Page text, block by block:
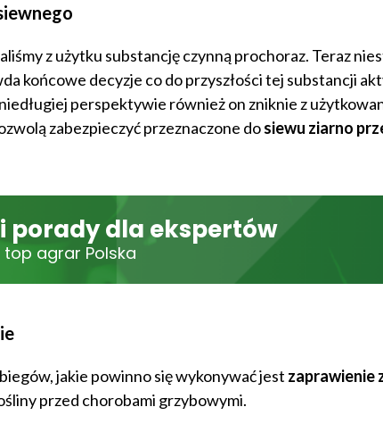
z użytku substancję czynną prochoraz. Teraz
końcowe decyzje co do przyszłości tej substancji
perspektywie również on zniknie z
zabezpieczyć przeznaczone dosiewu ziarno
porady dla ekspertów
agrar Polska
jakie powinno się wykonywać jest zaprawienie
przed chorobami grzybowymi.